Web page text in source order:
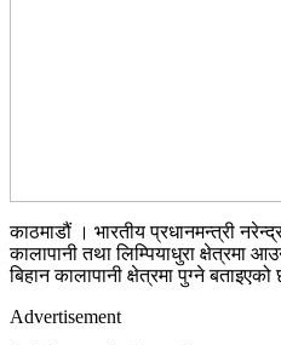
काठमाडौं । भारतीय प्रधानमन्त्री
कालापानी तथा लिम्पियाधुरा क्षेत्रमा
बिहान कालापानी क्षेत्रमा पुग्ने बताइएको
Advertisement